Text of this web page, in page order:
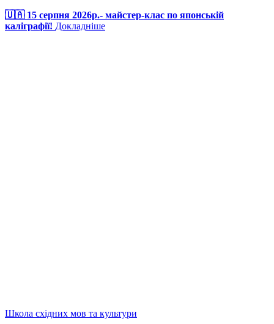
🇺🇦 15 серпня 2026р.- майстер-клас по японській
каліграфії! Докладніше
Школа східних мов та культури